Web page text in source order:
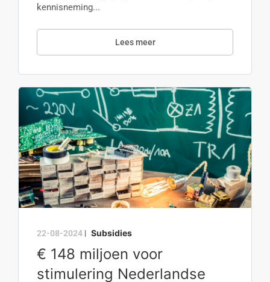
kennisneming...
Lees meer
22-08-2024 | Subsidies
€ 148 miljoen voor
stimulering Nederlandse